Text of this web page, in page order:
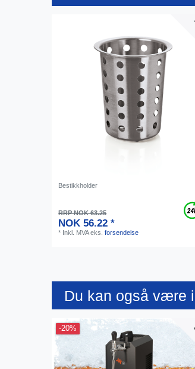
Bestikkholder
RRP NOK 63.25
NOK 56.22 *
* Inkl. MVAeks.forsendelse
Du kan også være
-20%